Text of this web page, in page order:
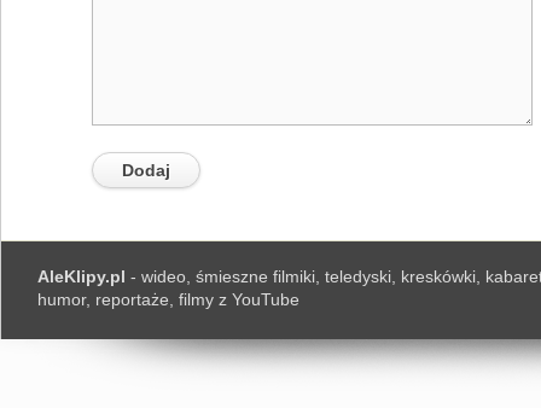
AleKlipy.pl - wideo, śmieszne filmiki, teledyski, kreskówki,
humor, reportaże, filmy z YouTube